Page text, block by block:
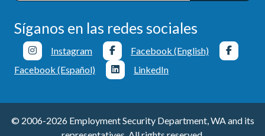
Síganos en las redes sociales
Instagram
Facebook (English)
Facebook (Español)
LinkedIn
© 2006-2026 Employment Security Department, WA and its